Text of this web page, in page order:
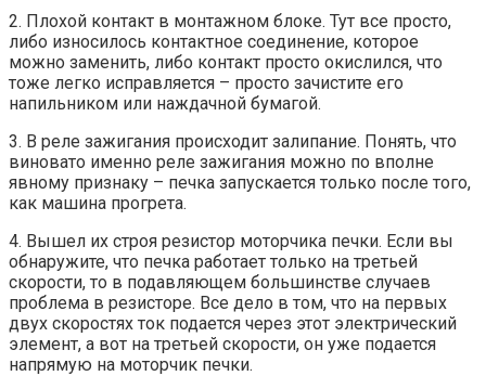
2. Плохой контакт в монтажном блоке. Тут все просто,
либо износилось контактное соединение, которое
можно заменить, либо контакт просто окислился, что
тоже легко исправляется – просто зачистите его
напильником или наждачной бумагой.
3. В реле зажигания происходит залипание. Понять, что
виновато именно реле зажигания можно по вполне
явному признаку – печка запускается только после того,
как машина прогрета.
4. Вышел их строя резистор моторчика печки. Если вы
обнаружите, что печка работает только на третьей
скорости, то в подавляющем большинстве случаев
проблема в резисторе. Все дело в том, что на первых
двух скоростях ток подается через этот электрический
элемент, а вот на третьей скорости, он уже подается
напрямую на моторчик печки.